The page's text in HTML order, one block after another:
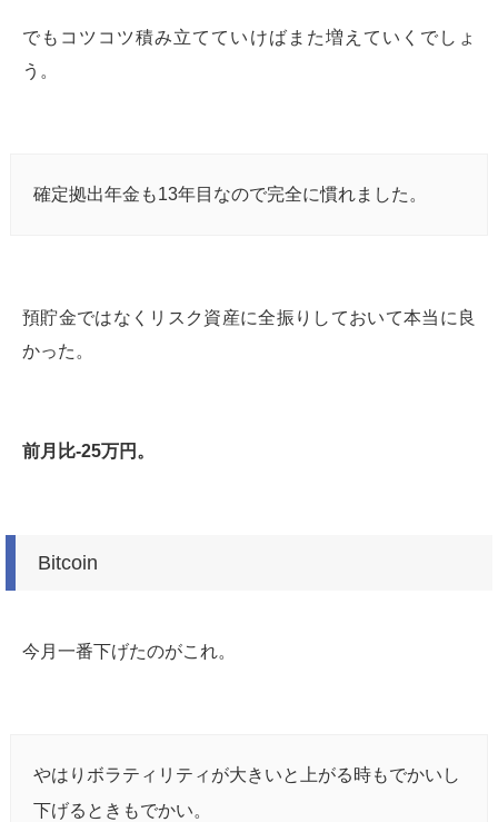
でもコツコツ積み立てていけばまた増えていくでしょ
う。
確定拠出年金も13年目なので完全に慣れました。
預貯金ではなくリスク資産に全振りしておいて本当に良
かった。
前月比-25万円。
Bitcoin
今月一番下げたのがこれ。
やはりボラティリティが大きいと上がる時もでかいし
下げるときもでかい。